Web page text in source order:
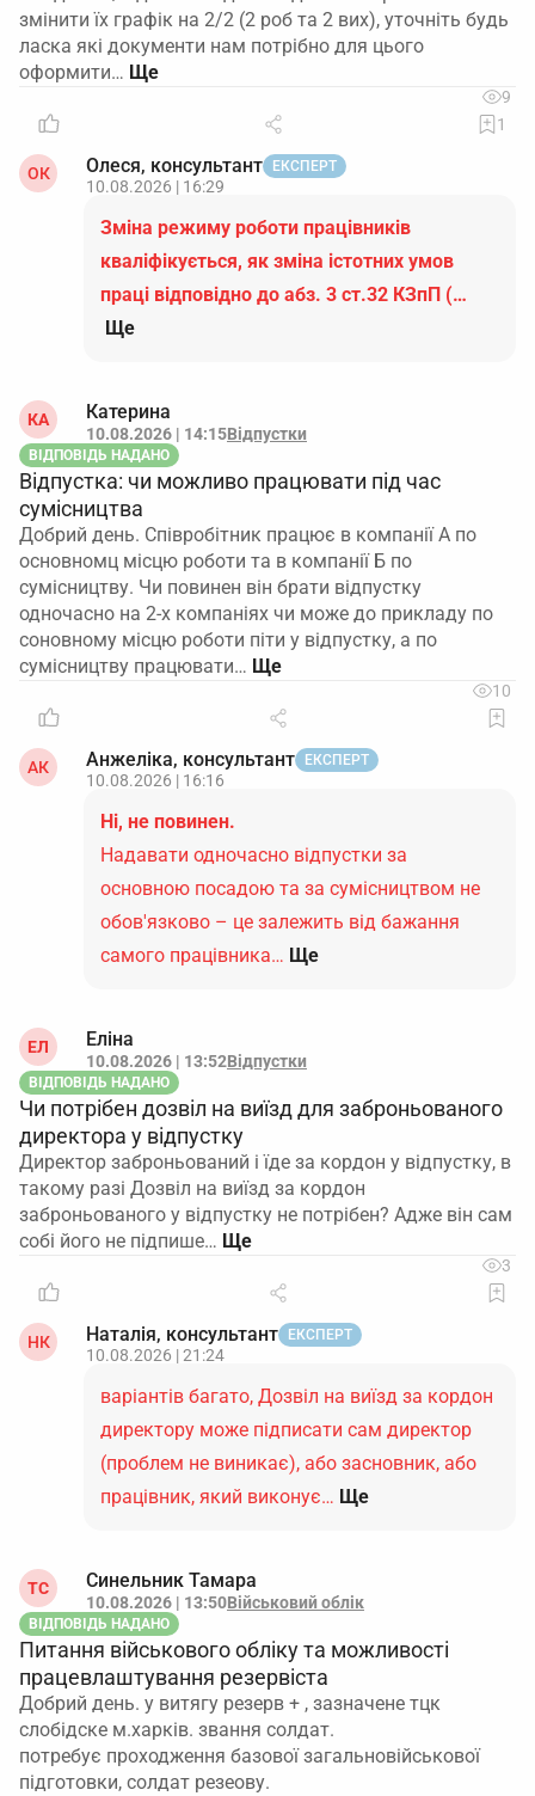
змінити їх графік на 2/2 (2 роб та 2 вих), уточніть будь
ласка які документи нам потрібно для цього
оформити…
9
1
ОК Олеся, консультант ЕКСПЕРТ
10.08.2026 | 16:29
Зміна режиму роботи працівників
кваліфікується, як зміна істотних умов
праці відповідно до абз. 3 ст.32 КЗпП (…
Ще
КА Катерина
10.08.2026 | 14:15Відпустки
ВІДПОВІДЬ НАДАНО
Відпустка: чи можливо працювати під час
сумісництва
Добрий день. Співробітник працює в компанії А по
основномц місцю роботи та в компанії Б по
сумісництву. Чи повинен він брати відпустку
одночасно на 2-х компаніях чи може до прикладу по
соновному місцю роботи піти у відпустку, а по
сумісництву працювати…
10
АК Анжеліка, консультант ЕКСПЕРТ
10.08.2026 | 16:16
Ні, не повинен.
Надавати одночасно відпустки за
основною посадою та за сумісництвом не
обов'язково – це залежить від бажання
самого працівника… Ще
ЕЛ Еліна
10.08.2026 | 13:52Відпустки
ВІДПОВІДЬ НАДАНО
Чи потрібен дозвіл на виїзд для заброньованого
директора у відпустку
Директор заброньований і їде за кордон у відпустку, в
такому разі Дозвіл на виїзд за кордон
заброньованого у відпустку не потрібен? Адже він сам
собі його не підпише…
3
НК Наталія, консультант ЕКСПЕРТ
10.08.2026 | 21:24
варіантів багато, Дозвіл на виїзд за кордон
директору може підписати сам директор
(проблем не виникає), або засновник, або
працівник, який виконує… Ще
ТС Синельник Тамара
10.08.2026 | 13:50Військовий облік
ВІДПОВІДЬ НАДАНО
Питання військового обліку та можливості
працевлаштування резервіста
Добрий день. у витягу резерв + , зазначене тцк
слобідске м.харків. звання солдат.
потребує проходження базової загальновійськової
підготовки, солдат резеову.